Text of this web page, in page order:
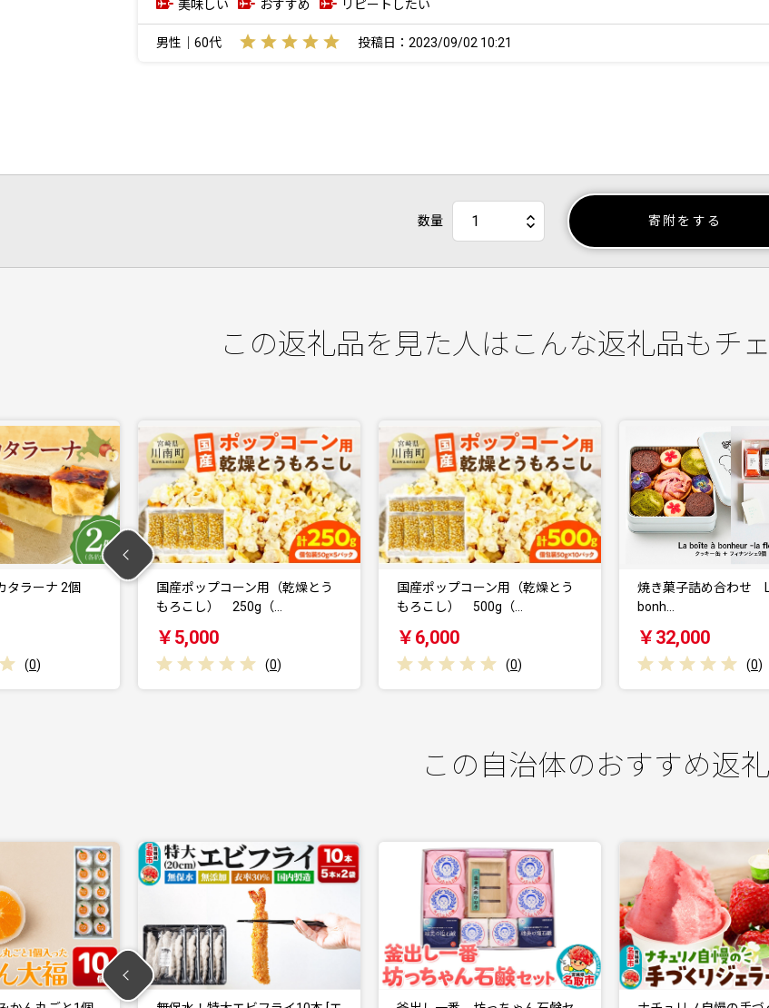
美味しい
おすすめ リピートしたい
男性｜60代 投稿日：2023/09/02 10:21
数量 寄附をする
この返礼品を見た人はこんな返礼品もチ
用（乾燥とう
(0)
国産ポップコーン用（乾燥とう
もろこし） 500g（…
￥6,000
(0)
焼き菓子詰め合わせ La Boîte à
bonh…
￥32,000
(0)
クッキー缶 La Boîte à
￥20,000
(0)
この自治体のおすすめ返